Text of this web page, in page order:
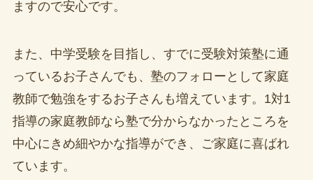
ますので安心です。
また、中学受験を目指し、すでに受験対策塾に通
っているお子さんでも、塾のフォローとして家庭
教師で勉強をするお子さんも増えています。1対1
指導の家庭教師なら塾で分からなかったところを
中心にきめ細やかな指導ができ、ご家庭に喜ばれ
ています。